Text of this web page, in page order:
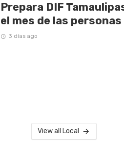
Prepara DIF
el mes de las
3 días ago
View all Local